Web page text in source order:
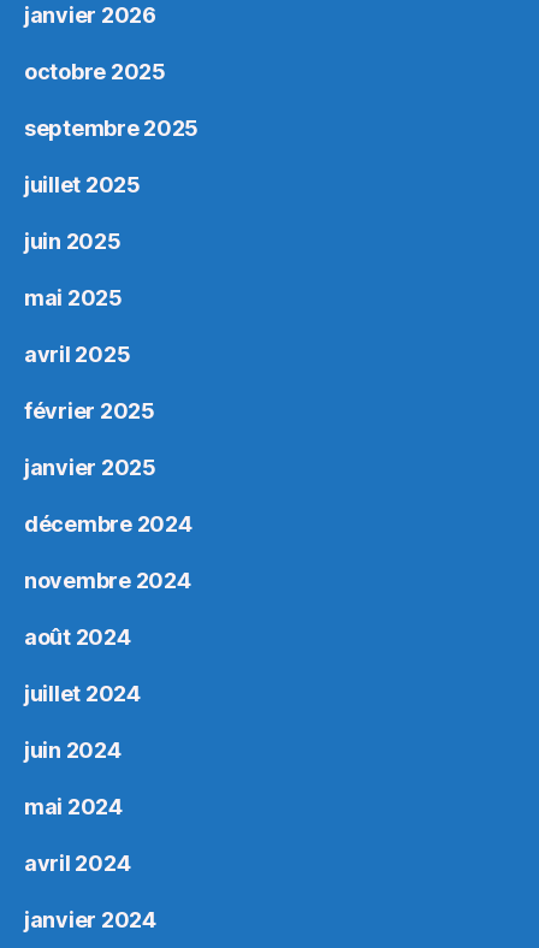
janvier 2026
octobre 2025
septembre 2025
juillet 2025
juin 2025
mai 2025
avril 2025
février 2025
janvier 2025
décembre 2024
novembre 2024
août 2024
juillet 2024
juin 2024
mai 2024
avril 2024
janvier 2024